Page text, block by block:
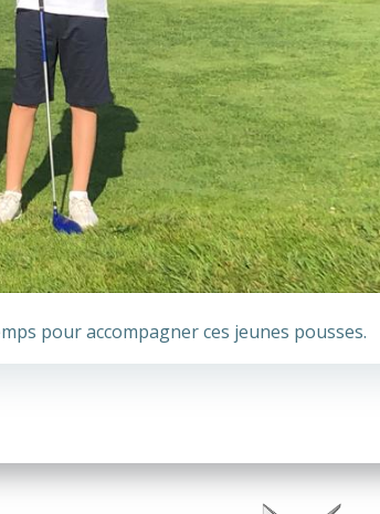
pour accompagner ces jeunes pousses.